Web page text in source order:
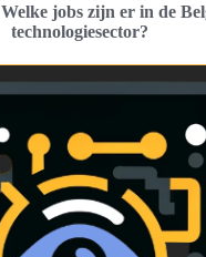
Welke jobs zijn er in de
technologiesector?